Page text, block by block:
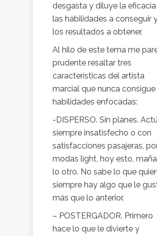
desgasta y diluye la
las habilidades a conseguir
los resultados a obtener.
Al hilo de este tema me
prudente resaltar tres
características del artista
marcial que nunca consigue
habilidades enfocadas:
-DISPERSO. Sin planes.
siempre insatisfecho o con
satisfacciones pasajeras,
modas light, hoy esto,
lo otro. No sabe lo que
siempre hay algo que le
más que lo anterior.
– POSTERGADOR. Primero
hace lo que le divierte y